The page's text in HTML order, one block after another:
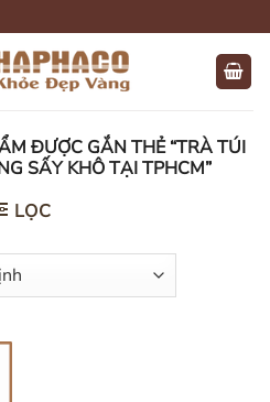
ĐƯỢC GẮN THẺ “TRÀ TÚI
SẤY KHÔ TẠI TPHCM”
LỌC